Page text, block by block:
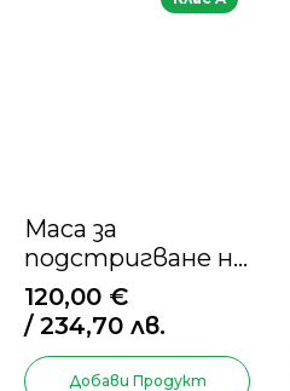
Маса за
подстригване на
кучета, 36 инча
120,00 €
/ 234,70 лв.
Добави Продукт